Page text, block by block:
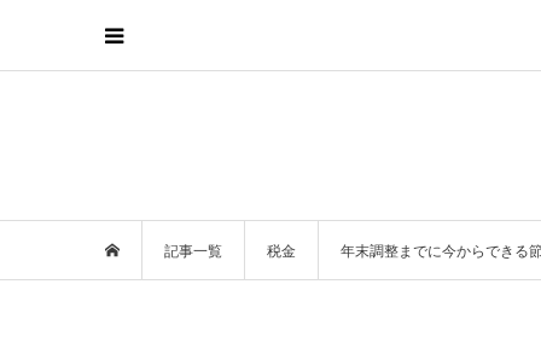
記事一覧 税金 年末調整までに今からできる